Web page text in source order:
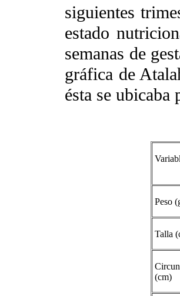
siguientes
estado
semanas de
gráfica de
ésta se ubicaba
Peso
Talla
(cm)